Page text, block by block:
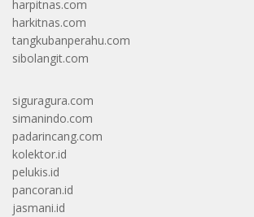
harpitnas.com
harkitnas.com
tangkubanperahu.com
sibolangit.com
siguragura.com
simanindo.com
padarincang.com
kolektor.id
pelukis.id
pancoran.id
jasmani.id